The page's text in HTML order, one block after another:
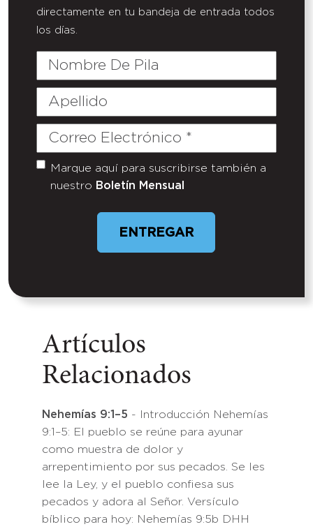
directamente en tu bandeja de entrada todos
los días.
Nombre
Pila
Apellido
Correo
Untitled
Marque aquí para suscribirse también a
nuestro Boletín Mensual
ENTREGAR
Artículos
Relacionados
Nehemías 9:1–5 - Introducción Nehemías
9:1–5: El pueblo se reúne para ayunar
como muestra de dolor y
arrepentimiento por sus pecados. Se les
lee la Ley, y el pueblo confiesa sus
pecados y adora al Señor. Versículo
bíblico para hoy: Nehemías 9:5b DHH